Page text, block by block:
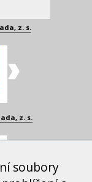
z. s.
z. s.
soubory